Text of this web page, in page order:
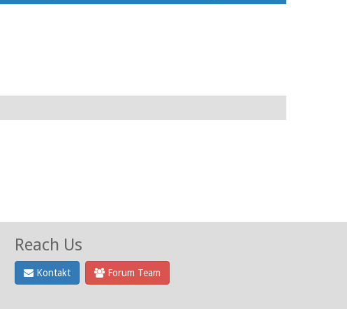
Reach Us
Kontakt Forum Team